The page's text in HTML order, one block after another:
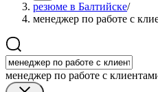
резюме в Балтийске/
менеджер по работе с
менеджер по работе с